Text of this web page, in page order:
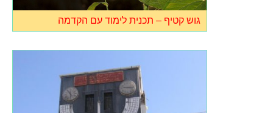
גוש קטיף – תכנית לימוד עם הקדמה